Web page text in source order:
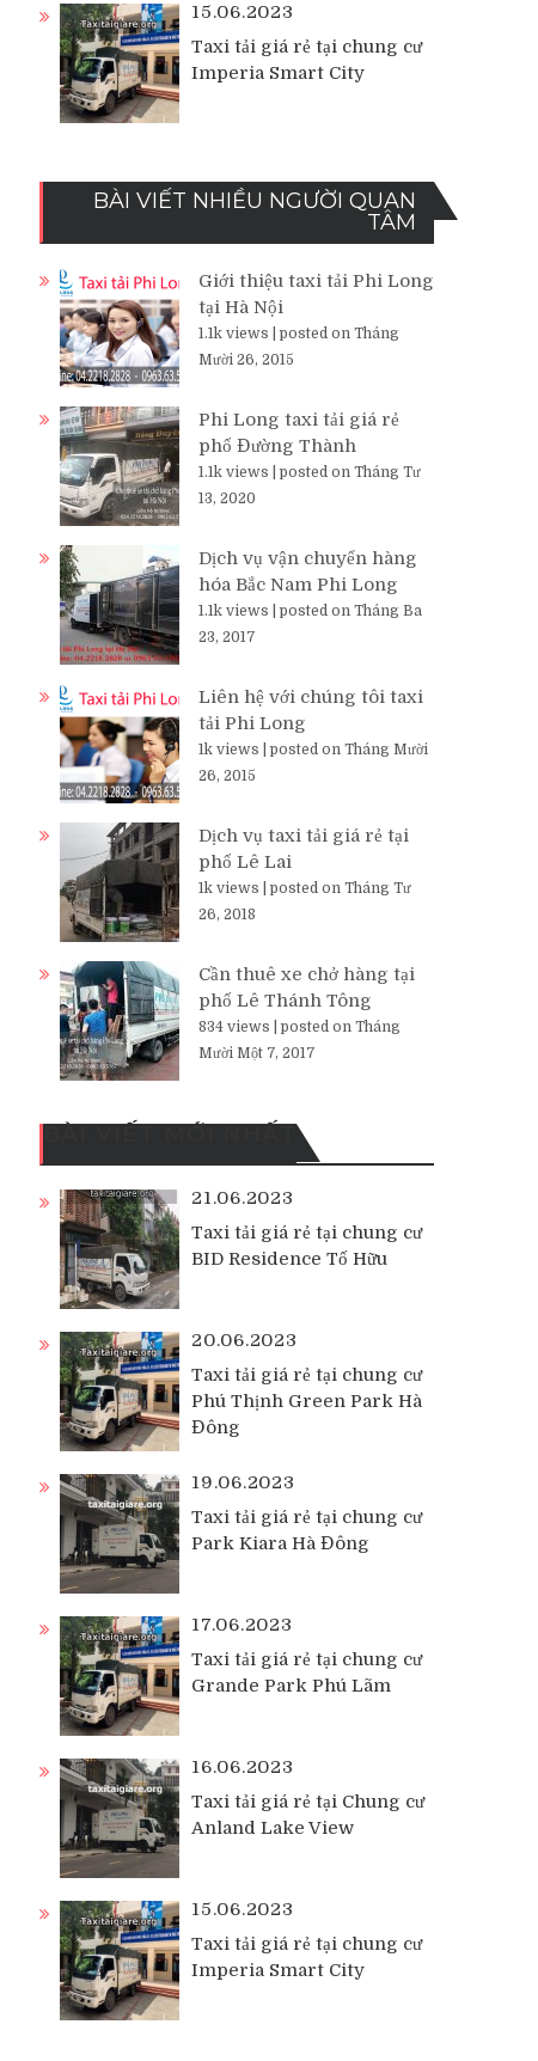
15.06.2023
Taxi tải giá rẻ tại chung cư
Imperia Smart City
BÀI VIẾT NHIỀU NGƯỜI QUAN
TÂM
Giới thiệu taxi tải Phi Long
tại Hà Nội
1.1k views
posted on Tháng
Mười 26, 2015
Phi Long taxi tải giá rẻ
phố Đường Thành
1.1k views
posted on Tháng Tư
13, 2020
Dịch vụ vận chuyển hàng
hóa Bắc Nam Phi Long
1.1k views
posted on Tháng Ba
23, 2017
Liên hệ với chúng tôi taxi
tải Phi Long
1k views
posted on Tháng Mười
26, 2015
Dịch vụ taxi tải giá rẻ tại
phố Lê Lai
1k views
posted on Tháng Tư
26, 2018
Cần thuê xe chở hàng tại
phố Lê Thánh Tông
834 views
posted on Tháng
Mười Một 7, 2017
BÀI VIẾT MỚI NHẤT
21.06.2023
Taxi tải giá rẻ tại chung cư
BID Residence Tố Hữu
20.06.2023
Taxi tải giá rẻ tại chung cư
Phú Thịnh Green Park Hà
Đông
19.06.2023
Taxi tải giá rẻ tại chung cư
Park Kiara Hà Đông
17.06.2023
Taxi tải giá rẻ tại chung cư
Grande Park Phú Lãm
16.06.2023
Taxi tải giá rẻ tại Chung cư
Anland Lake View
15.06.2023
Taxi tải giá rẻ tại chung cư
Imperia Smart City